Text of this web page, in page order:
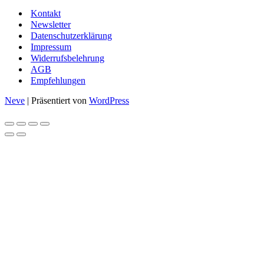
Kontakt
Newsletter
Datenschutzerklärung
Impressum
Widerrufsbelehrung
AGB
Empfehlungen
Neve | Präsentiert von WordPress